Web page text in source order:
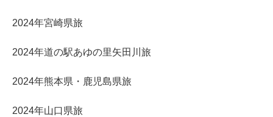
2024年宮崎県旅
2024年道の駅あゆの里矢田川旅
2024年熊本県・鹿児島県旅
2024年山口県旅